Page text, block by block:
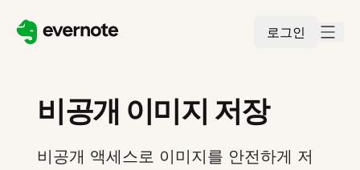
로그인
비공개 이미지 저장
비공개 액세스로 이미지를 안전하게 저